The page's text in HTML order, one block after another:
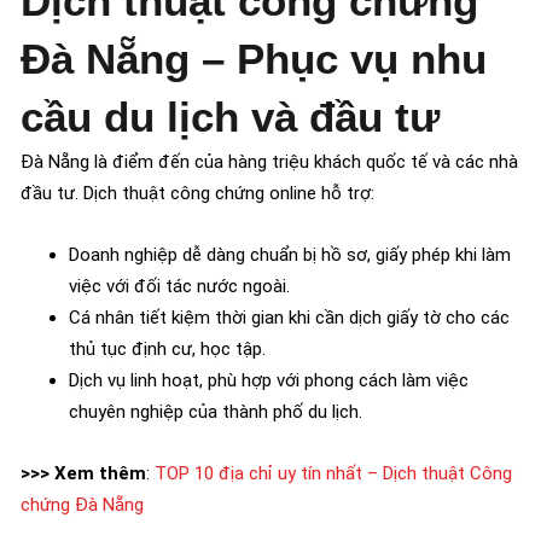
Đà Nẵng – Phục vụ nhu
cầu du lịch và đầu tư
Đà Nẵng là điểm đến của hàng triệu khách quốc tế và các nhà
đầu tư. Dịch thuật công chứng online hỗ trợ:
Doanh nghiệp dễ dàng chuẩn bị hồ sơ, giấy phép khi làm
việc với đối tác nước ngoài.
Cá nhân tiết kiệm thời gian khi cần dịch giấy tờ cho các
thủ tục định cư, học tập.
Dịch vụ linh hoạt, phù hợp với phong cách làm việc
chuyên nghiệp của thành phố du lịch.
>>> Xem thêm: TOP 10 địa chỉ uy tín nhất – Dịch thuật Công
chứng Đà Nẵng